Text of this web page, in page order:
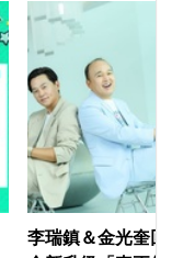
李瑞鎮＆金光奎